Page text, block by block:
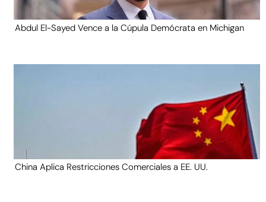
Abdul El-Sayed Vence a la Cúpula Demócrata en Michigan
China Aplica Restricciones Comerciales a EE. UU.